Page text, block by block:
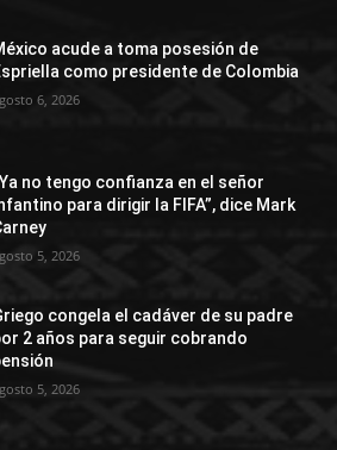
acude a toma posesión de
como presidente de Colombia
6, 2026
no tengo confianza en el señor
para dirigir la FIFA”, dice Mark
5, 2026
congela el cadáver de su padre
2 años para seguir cobrando
5, 2026